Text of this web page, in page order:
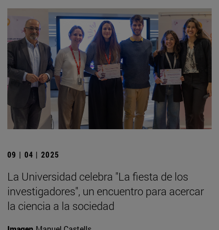
09 | 04 | 2025
La Universidad celebra "La fiesta de los
investigadores", un encuentro para acercar
la ciencia a la sociedad